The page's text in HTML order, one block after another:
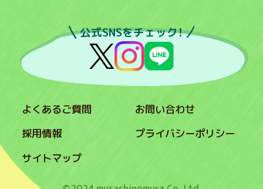
公式SNSをチェック！
よくあるご質問
お問い合わせ
採用情報
プライバシーポリシー
サイトマップ